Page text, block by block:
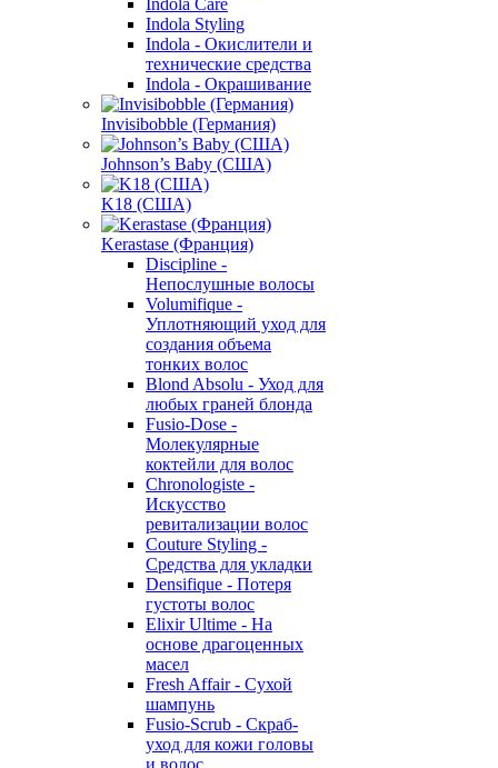
Indola Care
Indola Styling
Indola - Окислители и
технические средства
Indola - Окрашивание
Invisibobble (Германия)
Johnson’s Baby (США)
K18 (США)
Kerastase (Франция)
Discipline -
Непослушные волосы
Volumifique -
Уплотняющий уход для
создания объема
тонких волос
Blond Absolu - Уход для
любых граней блонда
Fusio-Dose -
Молекулярные
коктейли для волос
Chronologiste -
Искусство
ревитализации волос
Couture Styling -
Средства для укладки
Densifique - Потеря
густоты волос
Elixir Ultime - На
основе драгоценных
масел
Fresh Affair - Сухой
шампунь
Fusio-Scrub - Скраб-
уход для кожи головы
и волос